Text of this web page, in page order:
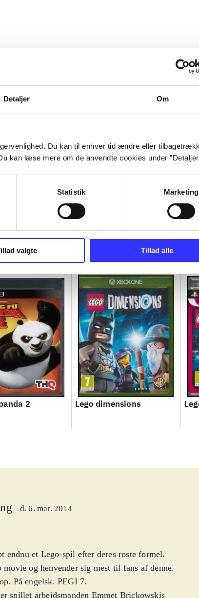
Detaljer Om
Du kan til enhver tid ændre eller
kan læse mere om de anvendte cookies under
Statistik Marketing
valgte Tillad alle
Saints row - the third :
the full package
MX
2 Lego dimensions
d. 6. mar. 2014
endnu et Lego-spil efter deres roste formel.
og henvender sig mest til fans af denne.
På engelsk. PEGI 7.
spillet arbejdsmanden Emmet Brickowskis